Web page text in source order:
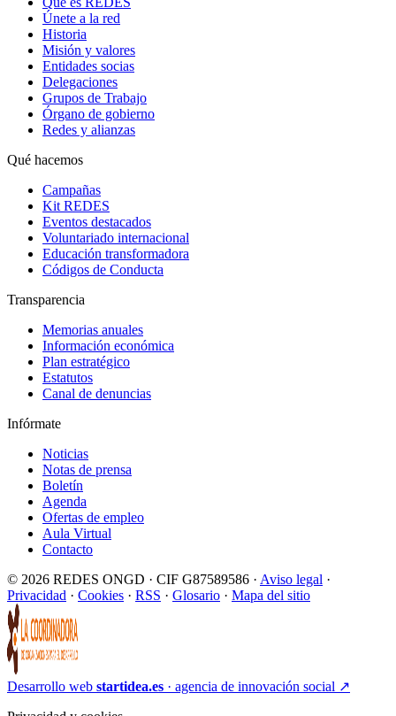
Únete a la red
Historia
Misión y valores
Entidades socias
Delegaciones
Grupos de Trabajo
Órgano de gobierno
Redes y alianzas
Qué hacemos
Campañas
Kit REDES
Eventos destacados
Voluntariado internacional
Educación transformadora
Códigos de Conducta
Transparencia
Memorias anuales
Información económica
Plan estratégico
Estatutos
Canal de denuncias
Infórmate
Noticias
Notas de prensa
Boletín
Agenda
Ofertas de empleo
Aula Virtual
Contacto
© 2026 REDES ONGD · CIF G87589586 · Aviso legal ·
Privacidad · Cookies · RSS · Glosario · Mapa del sitio
Desarrollo web startidea.es · agencia de innovación social ↗